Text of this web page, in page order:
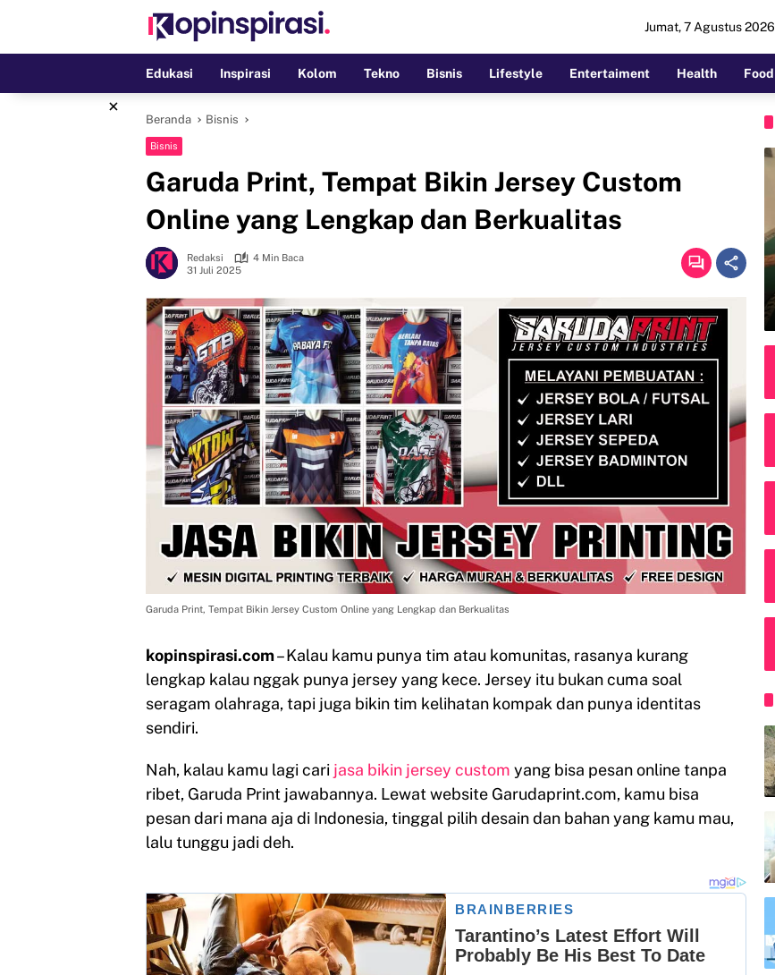
Jumat, 7 Agustus 2026
Edukasi Inspirasi Kolom Tekno Bisnis Lifestyle Entertaiment Health Food
×
Beranda Bisnis
Bisnis
Garuda Print, Tempat Bikin Jersey Custom
Online yang Lengkap dan Berkualitas
Redaksi
4 Min Baca
31 Juli 2025
Garuda Print, Tempat Bikin Jersey Custom Online yang Lengkap dan Berkualitas
kopinspirasi.com– Kalau kamu punya tim atau komunitas, rasanya kurang
lengkap kalau nggak punya jersey yang kece. Jersey itu bukan cuma soal
seragam olahraga, tapi juga bikin tim kelihatan kompak dan punya identitas
sendiri.
Nah, kalau kamu lagi cari jasa bikin jersey custom yang bisa pesan online tanpa
ribet, Garuda Print jawabannya. Lewat website Garudaprint.com, kamu bisa
pesan dari mana aja di Indonesia, tinggal pilih desain dan bahan yang kamu mau,
lalu tunggu jadi deh.